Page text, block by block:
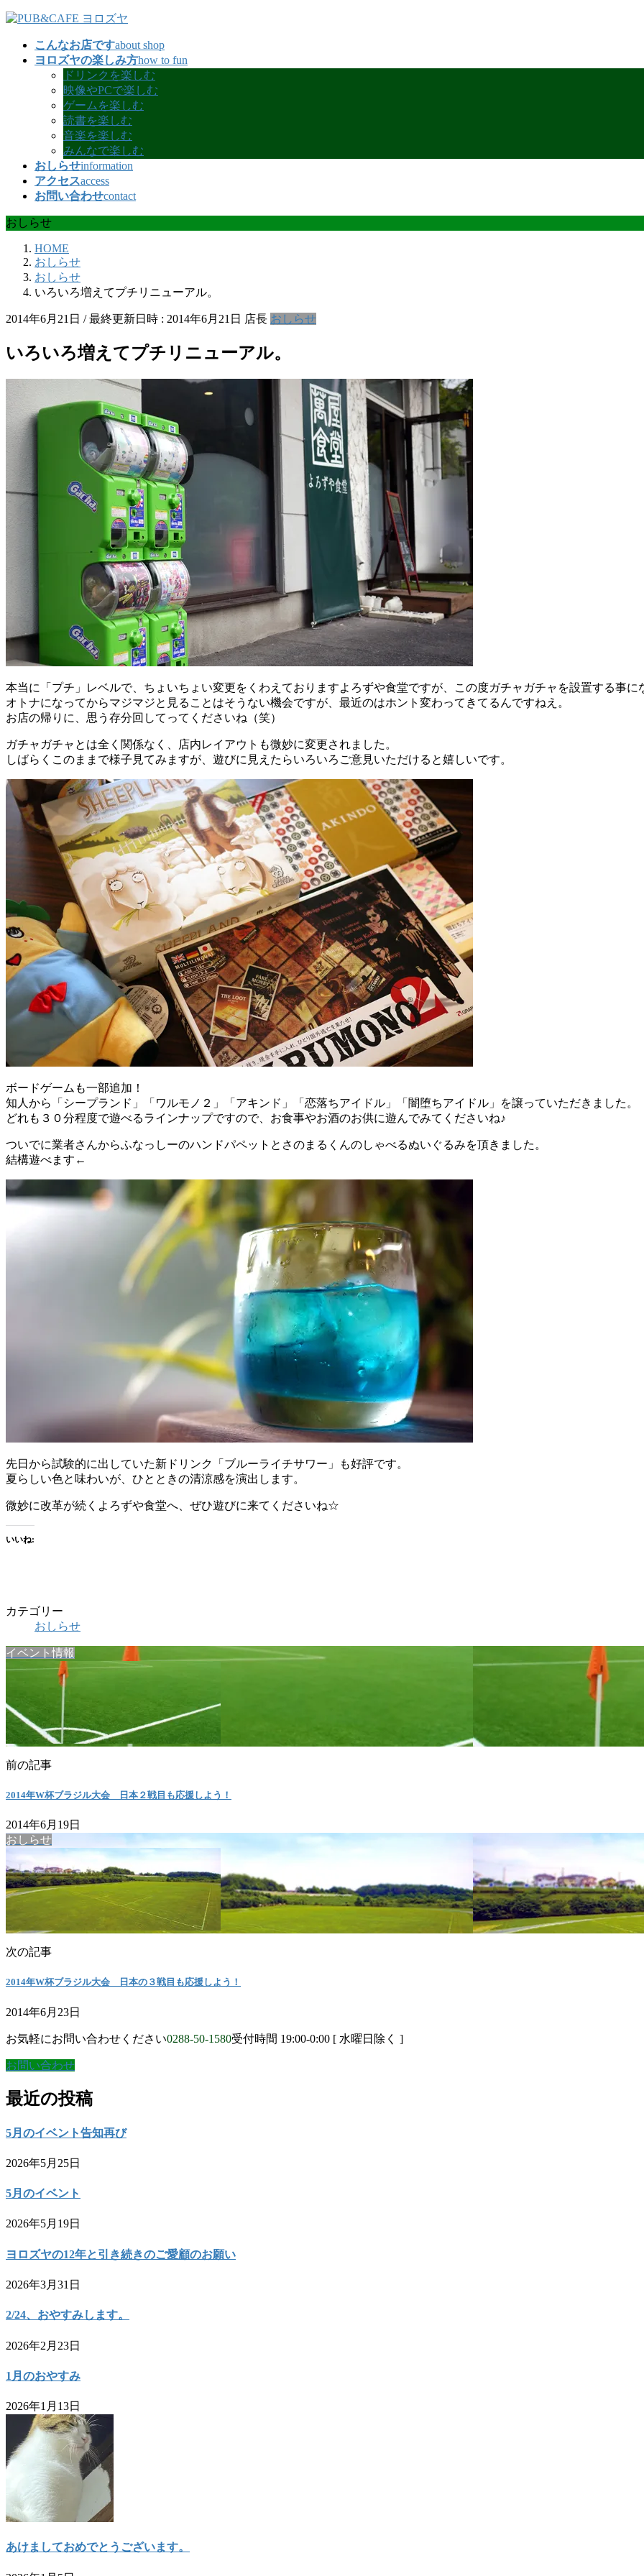
コ
ナ
こんなお店ですabout shop
ヨロズヤの楽しみ方how to fun
ドリンクを楽しむ
映像やPCで楽しむ
ゲームを楽しむ
読書を楽しむ
音楽を楽しむ
みんなで楽しむ
おしらせinformation
アクセスaccess
お問い合わせcontact
おしらせ
HOME
おしらせ
おしらせ
いろいろ増えてプチリニューアル。
2014年6月21日 / 最終更新日時 : 2014年6月21日 店長 おしらせ
いろいろ増えてプチリニューアル。
本当に「プチ」レベルで、ちょいちょい変更をくわえておりますよろずや食堂ですが、この度ガチャガチャを設置する事に
オトナになってからマジマジと見ることはそうない機会ですが、最近のはホント変わってきてるんですねえ。
お店の帰りに、思う存分回してってくださいね（笑）
ガチャガチャとは全く関係なく、店内レイアウトも微妙に変更されました。
しばらくこのままで様子見てみますが、遊びに見えたらいろいろご意見いただけると嬉しいです。
ボードゲームも一部追加！
知人から「シープランド」「ワルモノ２」「アキンド」「恋落ちアイドル」「闇堕ちアイドル」を譲っていただきました。
どれも３０分程度で遊べるラインナップですので、お食事やお酒のお供に遊んでみてくださいね♪
ついでに業者さんからふなっしーのハンドパペットとさのまるくんのしゃべるぬいぐるみを頂きました。
結構遊べます←
先日から試験的に出していた新ドリンク「ブルーライチサワー」も好評です。
夏らしい色と味わいが、ひとときの清涼感を演出します。
微妙に改革が続くよろずや食堂へ、ぜひ遊びに来てくださいね☆
いいね:
カテゴリー
おしらせ
イベント情報
前の記事
2014年W杯ブラジル大会 日本２戦目も応援しよう！
2014年6月19日
おしらせ
次の記事
2014年W杯ブラジル大会 日本の３戦目も応援しよう！
2014年6月23日
お気軽にお問い合わせください0288-50-1580受付時間 19:00-0:00 [ 水曜日除く ]
お問い合わせ
最近の投稿
5月のイベント告知再び
2026年5月25日
5月のイベント
2026年5月19日
ヨロズヤの12年と引き続きのご愛顧のお願い
2026年3月31日
2/24、おやすみします。
2026年2月23日
1月のおやすみ
2026年1月13日
あけましておめでとうございます。